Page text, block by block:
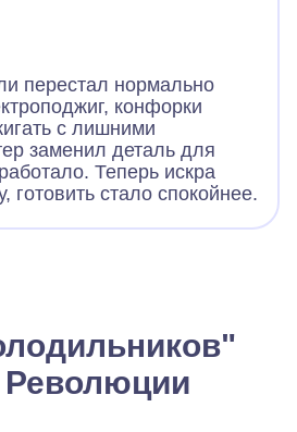
перестал нормально
конфорки
с лишними
заменил деталь для
Теперь искра
готовить стало спокойнее.
Революции